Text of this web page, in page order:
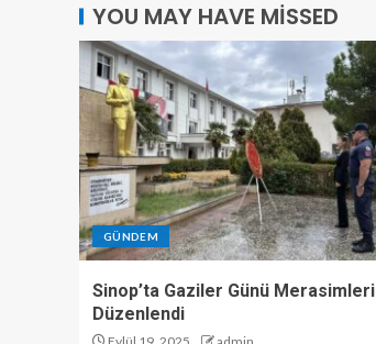
YOU MAY HAVE MISSED
GÜNDEM
Sinop’ta Gaziler Günü Merasimleri
Düzenlendi